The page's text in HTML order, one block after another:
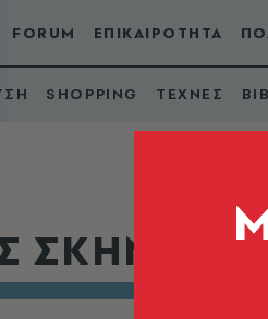
FORUM ΕΠΙΚΑΙΡΟΤΗΤΑ
SHOPPING ΤΕΧΝΕΣ
ΣΚΗΝΕΣ